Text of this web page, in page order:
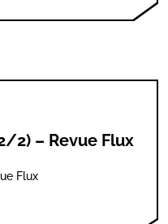
2) – Revue Flux
Flux